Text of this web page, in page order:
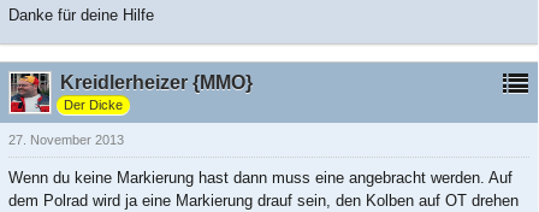
Danke für deine Hilfe
Kreidlerheizer {MMO}
Der Dicke
27. November 2013
Wenn du keine Markierung hast dann muss eine angebracht werden. Auf
dem Polrad wird ja eine Markierung drauf sein, den Kolben auf OT drehen